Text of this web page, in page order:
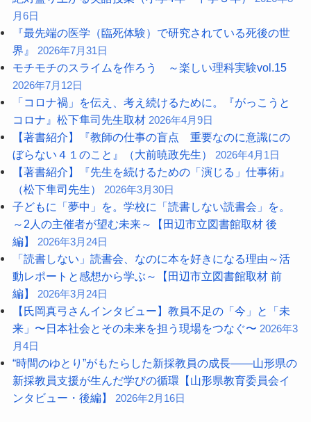
月6日
『最先端の医学（臨死体験）で研究されている死後の世
界』
2026年7月31日
モチモチのスライムを作ろう ～楽しい理科実験vol.15
2026年7月12日
「コロナ禍」を伝え、考え続けるために。『がっこうと
コロナ』松下隼司先生取材 2026年4月9日
【著書紹介】『教師の仕事の盲点 重要なのに意識にの
ぼらない４１のこと』（大前暁政先生）
2026年4月1日
【著書紹介】『先生を続けるための「演じる」仕事術』
（松下隼司先生）
2026年3月30日
子どもに「夢中」を。学校に「読書しない読書会」を。
～2人の主催者が望む未来～【田辺市立図書館取材 後
編】
2026年3月24日
「読書しない」読書会、なのに本を好きになる理由～活
動レポートと感想から学ぶ～【田辺市立図書館取材 前
編】
2026年3月24日
【氏岡真弓さんインタビュー】教員不足の「今」と「未
来」〜日本社会とその未来を担う現場をつなぐ〜 2026年3
月4日
“時間のゆとり”がもたらした新採教員の成長――山形県の
新採教員支援が生んだ学びの循環【山形県教育委員会イ
ンタビュー・後編】
2026年2月16日